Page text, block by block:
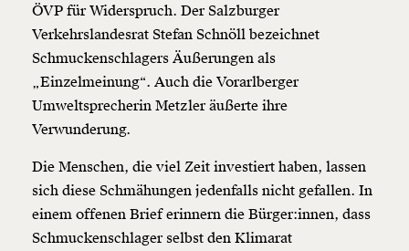
Weiter
ÖVP für Widerspruch. Der Salzburger
Verkehrslandesrat Stefan Schnöll bezeichnet
Schmuckenschlagers Äußerungen als
„Einzelmeinung“. Auch die Vorarlberger
Umweltsprecherin Metzler äußerte ihre
Verwunderung.
Die Menschen, die viel Zeit investiert haben, lassen
sich diese Schmähungen jedenfalls nicht gefallen. In
einem offenen Brief erinnern die Bürger:innen, dass
Schmuckenschlager selbst den Klimarat